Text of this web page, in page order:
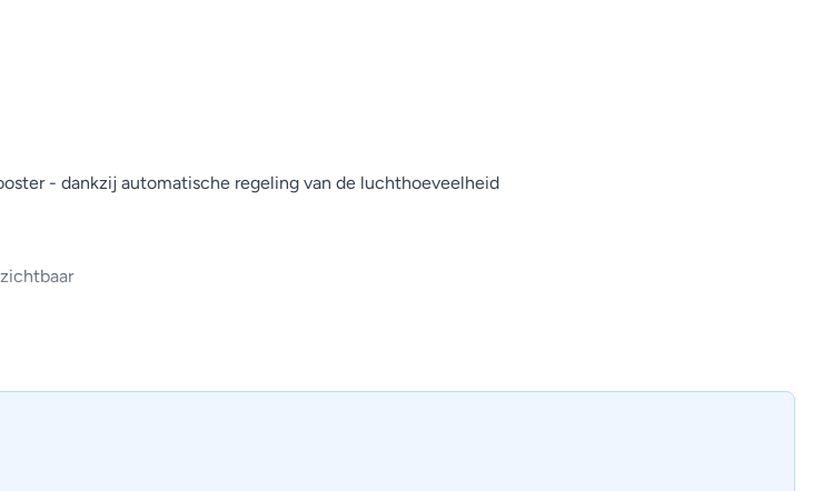
- dankzij automatische regeling van de luchthoeveelheid
(in vergelijking met R-410A), direct een lager energieverbruik (dankzij het hogere